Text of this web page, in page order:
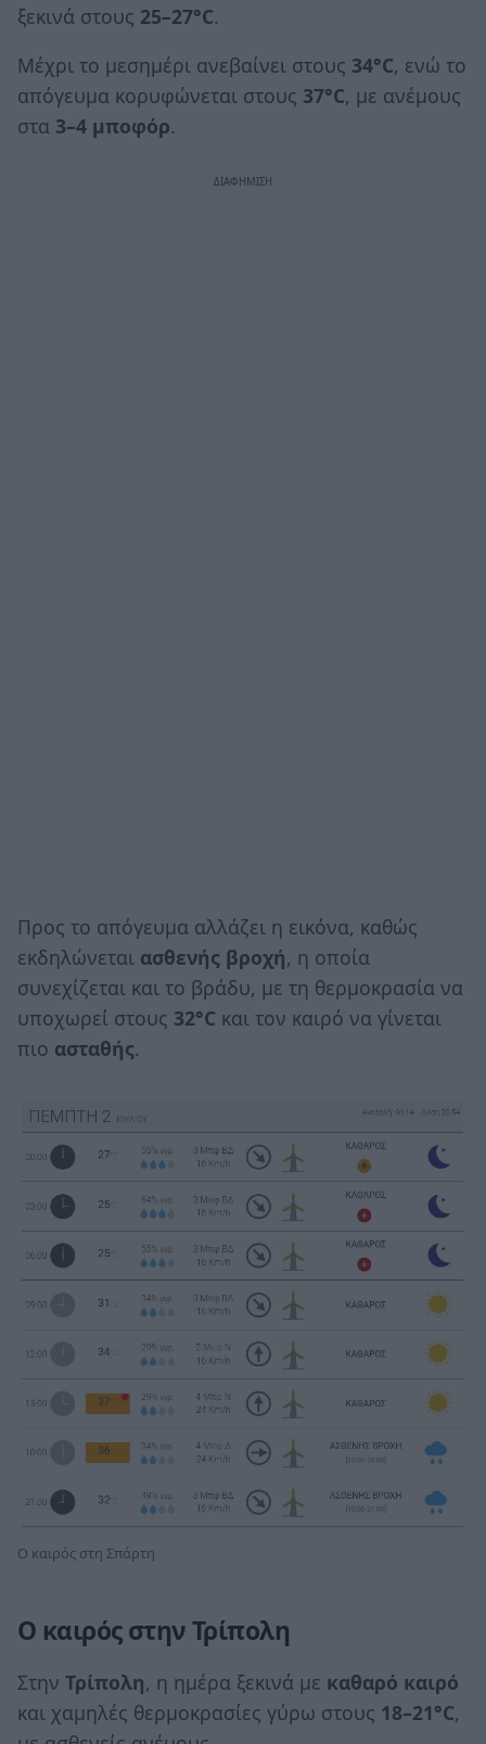
ξεκινά στους 25–27°C.
Μέχρι το μεσημέρι ανεβαίνει στους 34°C, ενώ το
απόγευμα κορυφώνεται στους 37°C, με ανέμους
στα 3–4 μποφόρ.
Προς το απόγευμα αλλάζει η εικόνα, καθώς
εκδηλώνεται ασθενής βροχή, η οποία
συνεχίζεται και το βράδυ, με τη θερμοκρασία να
υποχωρεί στους 32°C και τον καιρό να γίνεται
πιο ασταθής.
Ο καιρός στη Σπάρτη
Ο καιρός στην Τρίπολη
Στην Τρίπολη, η ημέρα ξεκινά με καθαρό καιρό
και χαμηλές θερμοκρασίες γύρω στους 18–21°C,